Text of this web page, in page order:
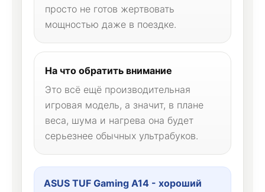
просто не готов жертвовать
мощностью даже в поездке.
На что обратить внимание
Это всё ещё производительная
игровая модель, а значит, в плане
веса, шума и нагрева она будет
серьезнее обычных ультрабуков.
ASUS TUF Gaming A14 - хороший